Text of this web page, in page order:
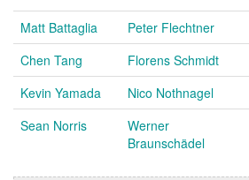
Matt Battaglia
Peter Flechtner
Chen Tang
Florens Schmidt
Kevin Yamada
Nico Nothnagel
Sean Norris
Werner
Braunschädel